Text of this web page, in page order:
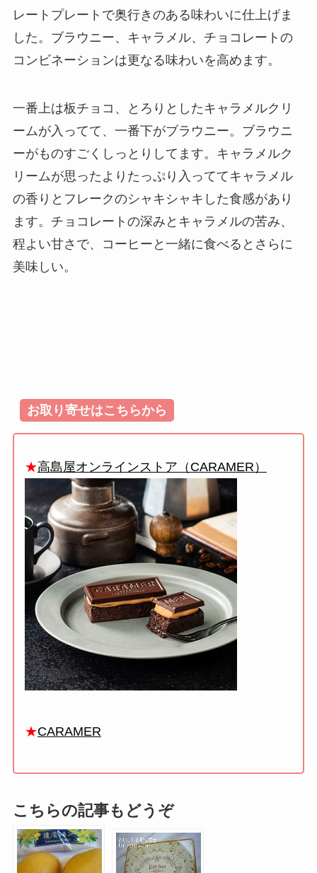
レートプレートで奥行きのある味わいに仕上げま
した。ブラウニー、キャラメル、チョコレートの
コンビネーションは更なる味わいを高めます。
一番上は板チョコ、とろりとしたキャラメルクリ
ームが入ってて、一番下がブラウニー。ブラウニ
ーがものすごくしっとりしてます。キャラメルク
リームが思ったよりたっぷり入っててキャラメル
の香りとフレークのシャキシャキした食感があり
ます。チョコレートの深みとキャラメルの苦み、
程よい甘さで、コーヒーと一緒に食べるとさらに
美味しい。
お取り寄せはこちらから
★高島屋オンラインストア（CARAMER）
★CARAMER
こちらの記事もどうぞ